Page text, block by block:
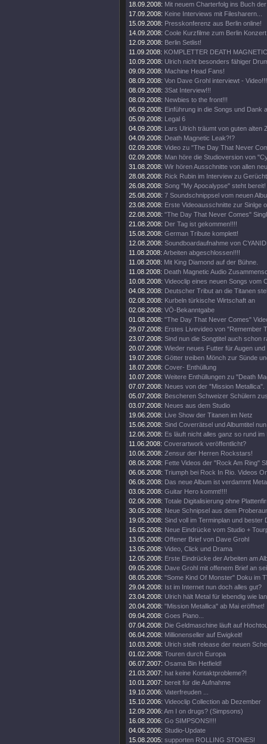
18.09.2008: Mit neuem Charterfolg ins Buch
17.09.2008: Keine Interviews mit Filesharern...
15.09.2008: Presskonferenz aus Berlin online!
14.09.2008: Coole Kurzfilme zum Berlin
12.09.2008: Berlin Setlist!
11.09.2008: KOMPLETTER DEATH
10.09.2008: Ulrich nicht besonders fähiger
09.09.2008: Machine Head Fans!
08.09.2008: Von Dave Grohl interviewt - Video!!!
08.09.2008: 3Sat Interview!!!
08.09.2008: Newbies to the front!!!
06.09.2008: Einführung in die Songs und Dank
05.09.2008: Legal 6
04.09.2008: Lars Ulrich träumt von guten alten
04.09.2008: Death Magnetic Leak?!?
02.09.2008: Video zu "The Day That Never
02.09.2008: Man höre die Studioversion von
31.08.2008: Wir hören Ausschnitte von allen
28.08.2008: Rick Rubin im Interview zu
26.08.2008: Song "My Apocalypse" steht bereit!
25.08.2008: 7 Soundschnippsel vom neuen
23.08.2008: Erste Videoausschnitte zur Sinlge
22.08.2008: "The Day That Never Comes"
21.08.2008: Der Tag ist gekommen!!!!
15.08.2008: German Tribute komplett!
12.08.2008: Soundboardaufnahme von
11.08.2008: Arbeiten abgeschlossen!!!!
11.08.2008: Mit King Diamond auf der Bühne.
11.08.2008: Death Magnetic Audio
10.08.2008: Videoclip eines neuen Songs vom
04.08.2008: Deutscher Tribut an die Titanen
02.08.2008: Kurbeln türkische Wirtschaft an
02.08.2008: VÖ-Bekanntgabe
01.08.2008: "The Day That Never Comes"
29.07.2008: Erstes Livevideo von "Remember
23.07.2008: Sind nun die Songtitel auch schon
20.07.2008: Wieder neues Futter für Augen
19.07.2008: Götter treiben Mönch zur Sünde
18.07.2008: Cover- Enthüllung
10.07.2008: Weitere Enthüllungen zu "Death
07.07.2008: Neues von der "Mission Metallica".
05.07.2008: Bescheren Schweizer Schülern
03.07.2008: Neues aus dem Studio
19.06.2008: Live Show der Titanen im Netz
15.06.2008: Sind Coverrätsel und Albumtitel
12.06.2008: Es läuft nicht alles ganz so rund im
11.06.2008: Coverartwork veröffentlicht?
10.06.2008: Zensur der Herren Rockstars!
08.06.2008: Fette Videos der "Rock Am Ring"
06.06.2008: Triumph bei Rock In Rio. Videos
06.06.2008: Das neue Album ist verdammt
03.06.2008: Guitar Hero kommt!!!!
02.06.2008: Totale Digitalisierung ohne
30.05.2008: Neue Schnipsel aus dem
19.05.2008: Sind voll im Terminplan und bester
16.05.2008: Neue Eindrücke vom Studio +
13.05.2008: Offener Brief von Dave Grohl
13.05.2008: Video, Click und Drama
12.05.2008: Erste Eindrücke der Arbeiten am
09.05.2008: Dave Grohl mit offenem Brief an
08.05.2008: "Some Kind Of Monster" Doku im
29.04.2008: Ist im Internet nun doch alles gut?
23.04.2008: Ulrich hält Metal für lebendig wie
20.04.2008: "Mission Metallica" ab Mai eröffnet!
09.04.2008: Goes Piano...
07.04.2008: Die Geldmaschine läuft auf
06.04.2008: Millionenseller auf Ewigkeit!
10.03.2008: Ulrich stellt release der neuen
01.02.2008: Touren durch Europa
06.07.2007: Osama Bin Hetfield!
21.03.2007: hat keine Kontaktprobleme?!
10.01.2007: bereit für die Aufnahme
19.10.2006: Vaterfreuden ...
15.10.2006: Videoclip Collection ab Dezember
12.09.2006: Am I on drugs? (Simpsons)
16.08.2006: Go SIMPSONS!!!!
04.06.2006: Studio-Update
15.08.2005: supporten ROLLING STONES!